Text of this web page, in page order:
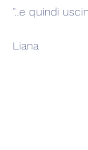
"..e quindi
Liana